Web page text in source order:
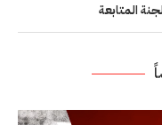
المتابعة